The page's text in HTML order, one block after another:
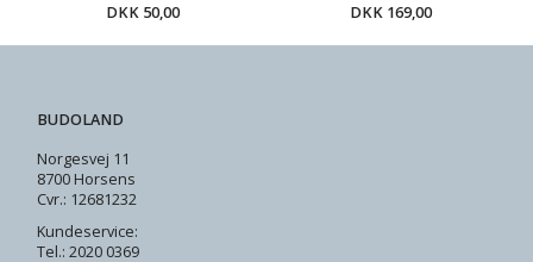
DKK 50,00 DKK 169,00
BUDOLAND
Norgesvej 11
8700 Horsens
Cvr.: 12681232
Kundeservice:
Tel.: 2020 0369